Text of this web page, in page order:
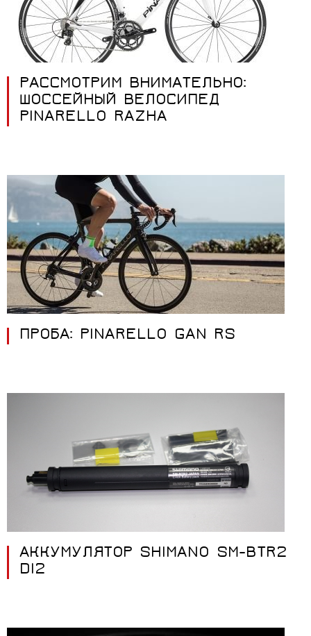
РАССМОТРИМ ВНИМАТЕЛЬНО:
ШОССЕЙНЫЙ ВЕЛОСИПЕД
PINARELLO RAZHA
ПРОБА: PINARELLO GAN RS
АККУМУЛЯТОР SHIMANO SM-BTR2
DI2